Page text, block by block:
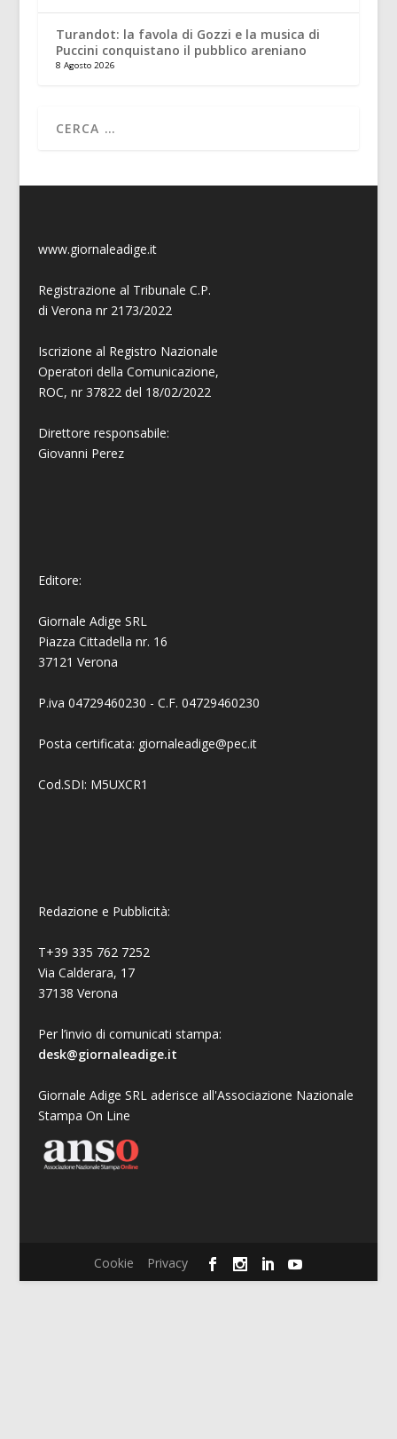
Turandot: la favola di Gozzi e la musica di
Puccini conquistano il pubblico areniano
8 Agosto 2026
www.giornaleadige.it
Registrazione al Tribunale C.P.
di Verona nr 2173/2022
Iscrizione al Registro Nazionale
Operatori della Comunicazione,
ROC, nr 37822 del 18/02/2022
Direttore responsabile:
Giovanni Perez
Editore:
Giornale Adige SRL
Piazza Cittadella nr. 16
37121 Verona
P.iva 04729460230 - C.F. 04729460230
Posta certificata: giornaleadige@pec.it
Cod.SDI: M5UXCR1
Redazione e Pubblicità:
T+39 335 762 7252
Via Calderara, 17
37138 Verona
Per l’invio di comunicati stampa:
desk@giornaleadige.it
Giornale Adige SRL aderisce all'Associazione Nazionale
Stampa On Line
Cookie Privacy